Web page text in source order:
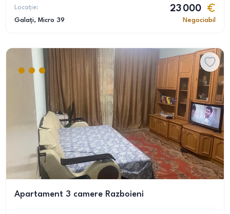
Locație:
Galați, Micro 39
23 000
Negociabil
Apartament 3 camere Razboieni